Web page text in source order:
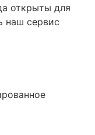
открыты для
наш сервис